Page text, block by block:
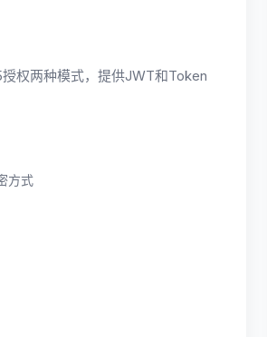
权两种模式，提供JWT和Token
方式